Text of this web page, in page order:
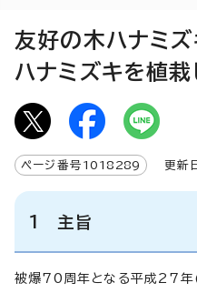
友好の木ハナミ
ハナミズキを植栽
ページ番号 1018289 更新
1 主旨
被爆70周年となる平成27年